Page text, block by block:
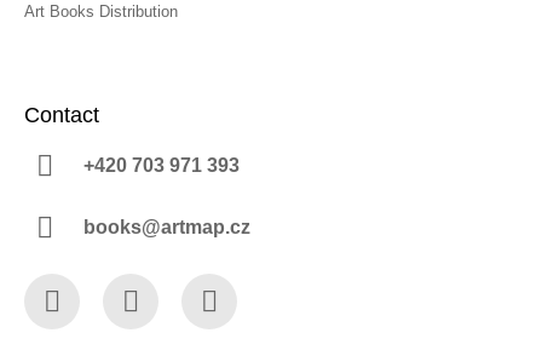
Art Books Distribution
Contact
+420 703 971 393
books@artmap.cz